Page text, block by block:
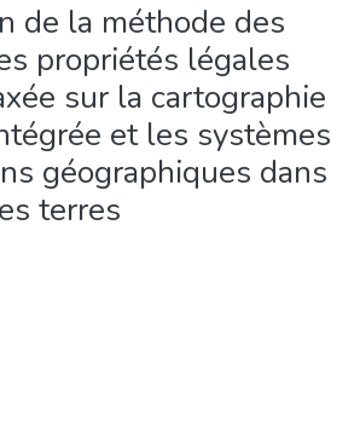
de la méthode des
propriétés légales
sur la cartographie
et les systèmes
géographiques dans
terres